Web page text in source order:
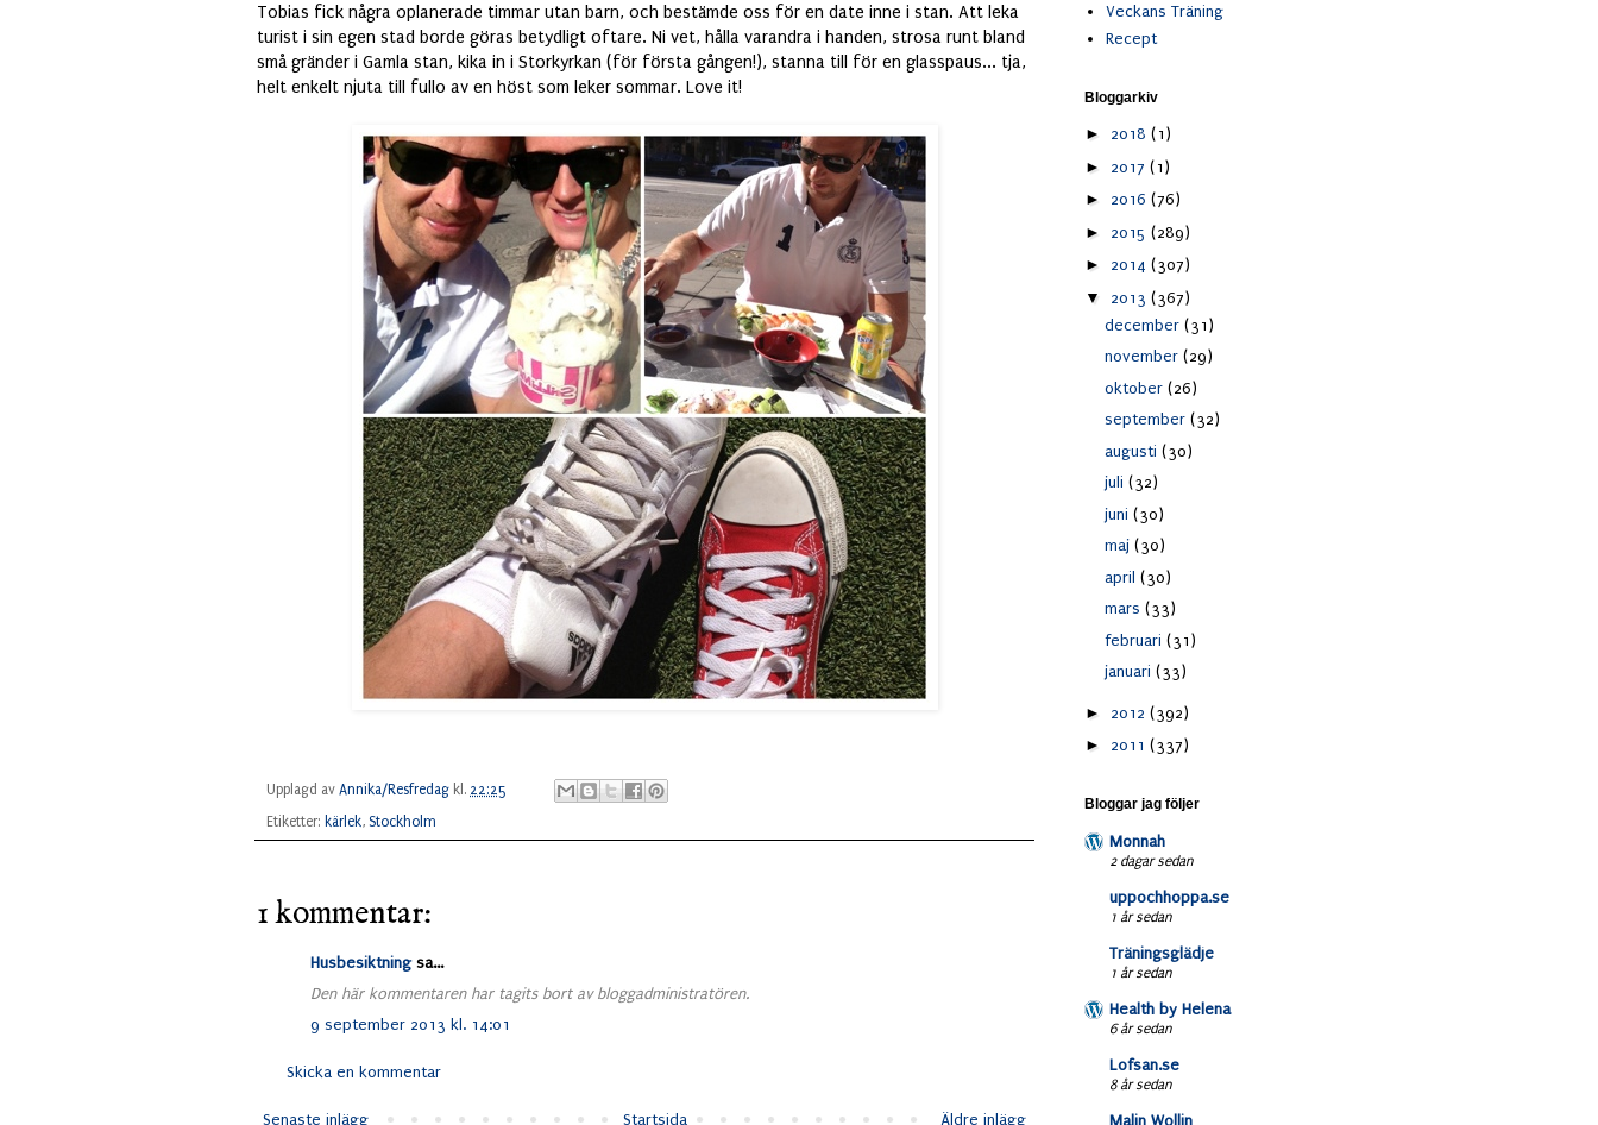
Tobias fick några oplanerade timmar utan barn, och bestämde oss för en date inne i stan. Att leka
turist i sin egen stad borde göras betydligt oftare. Ni vet, hålla varandra i handen, strosa runt bland
små gränder i Gamla stan, kika in i Storkyrkan (för första gången!), stanna till för en glasspaus... tja,
helt enkelt njuta till fullo av en höst som leker sommar. Love it!
Upplagd av Annika/Resfredag kl. 22:25
Etiketter: kärlek, Stockholm
1 kommentar:
Husbesiktningsa...
Den här kommentaren har tagits bort av bloggadministratören.
9 september 2013 kl. 14:01
Skicka en kommentar
Senaste inlägg Äldre inlägg
Startsida
Veckans Träning
Recept
Bloggarkiv
► 2018 (1)
► 2017 (1)
► 2016 (76)
► 2015 (289)
► 2014 (307)
▼ 2013 (367)
december (31)
november (29)
oktober (26)
september (32)
augusti (30)
juli (32)
juni (30)
maj (30)
april (30)
mars (33)
februari (31)
januari (33)
► 2012 (392)
► 2011 (337)
Bloggar jag följer
Monnah
2 dagar sedan
uppochhoppa.se
1 år sedan
Träningsglädje
1 år sedan
Health by Helena
6 år sedan
Lofsan.se
8 år sedan
Malin Wollin